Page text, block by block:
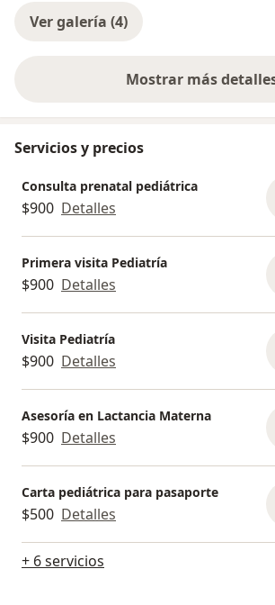
Ver galería (4)
Mostrar mássobre la
Servicios y precios
Consulta prenatal pediátrica
$900 Detalles
Primera visita Pediatría
$900 Detalles
Visita Pediatría
$900 Detalles
Asesoría en Lactancia Materna
$900 Detalles
Carta pediátrica para pasaporte
$500 Detalles
+ 6 servicios